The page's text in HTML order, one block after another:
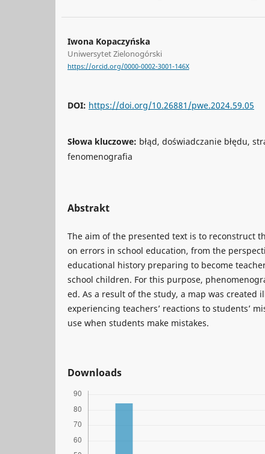
Iwona Kopaczyńska
Uniwersytet Zielonogórski
https://orcid.org/0000-0002-3001-146X
DOI: https://doi.org/10.26881/pwe.2024.59.05
Słowa kluczowe: błąd, doświadczanie błędu,
fenomenografia
Abstrakt
The aim of the presented text is to reconstruct
on errors in school education, from the
educational history preparing to become
school children. For this purpose,
ed. As a result of the study, a map was created
experiencing teachers’ reactions to students’
use when students make mistakes.
Downloads